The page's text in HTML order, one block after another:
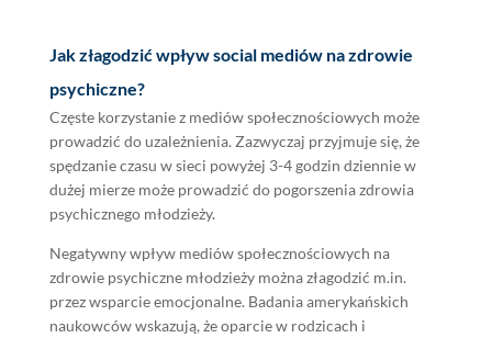
Jak złagodzić wpływ social mediów na zdrowie
psychiczne?
Częste korzystanie z mediów społecznościowych może
prowadzić do uzależnienia. Zazwyczaj przyjmuje się, że
spędzanie czasu w sieci powyżej 3-4 godzin dziennie w
dużej mierze może prowadzić do pogorszenia zdrowia
psychicznego młodzieży.
Negatywny wpływ mediów społecznościowych na
zdrowie psychiczne młodzieży można złagodzić m.in.
przez wsparcie emocjonalne. Badania amerykańskich
naukowców wskazują, że oparcie w rodzicach i